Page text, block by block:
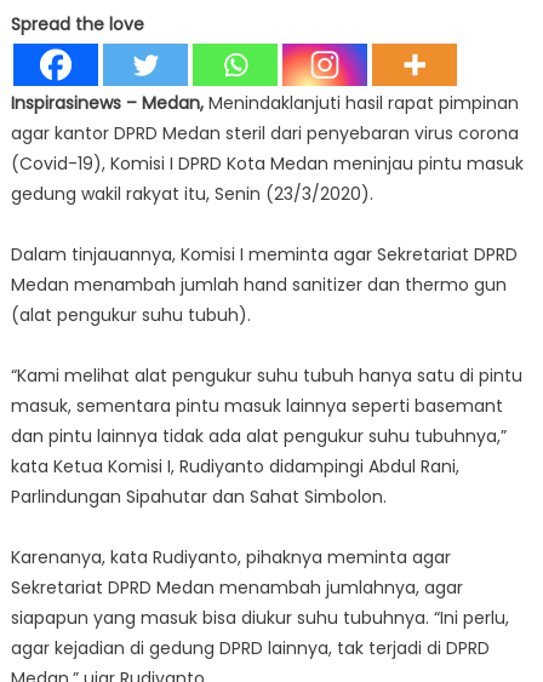
Spread the love
Inspirasinews – Medan, Menindaklanjuti hasil rapat pimpinan
agar kantor DPRD Medan steril dari penyebaran virus corona
(Covid-19), Komisi I DPRD Kota Medan meninjau pintu masuk
gedung wakil rakyat itu, Senin (23/3/2020).
Dalam tinjauannya, Komisi I meminta agar Sekretariat DPRD
Medan menambah jumlah hand sanitizer dan thermo gun
(alat pengukur suhu tubuh).
“Kami melihat alat pengukur suhu tubuh hanya satu di pintu
masuk, sementara pintu masuk lainnya seperti basemant
dan pintu lainnya tidak ada alat pengukur suhu tubuhnya,”
kata Ketua Komisi I, Rudiyanto didampingi Abdul Rani,
Parlindungan Sipahutar dan Sahat Simbolon.
Karenanya, kata Rudiyanto, pihaknya meminta agar
Sekretariat DPRD Medan menambah jumlahnya, agar
siapapun yang masuk bisa diukur suhu tubuhnya. “Ini perlu,
agar kejadian di gedung DPRD lainnya, tak terjadi di DPRD